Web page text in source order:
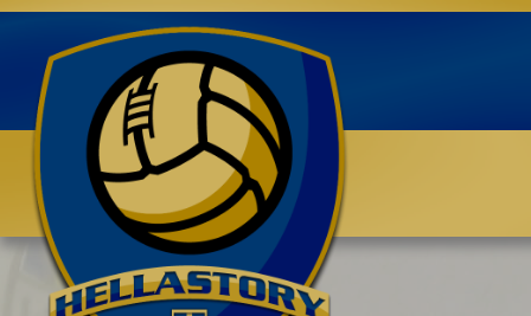
Benvenuti su HELLASTORY.net